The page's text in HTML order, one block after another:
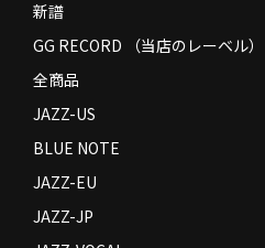
Contact
新譜
GG RECORD （当店のレーベル）
全商品
JAZZ-US
BLUE NOTE
JAZZ-EU
JAZZ-JP